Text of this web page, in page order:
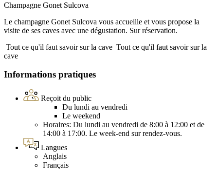
Champagne Gonet Sulcova
Le champagne Gonet Sulcova vous accueille et vous propose la
visite de ses caves avec une dégustation. Sur réservation.
Tout ce qu'il faut savoir sur la cave Tout ce qu'il faut savoir sur la
cave
Informations pratiques
Reçoit du public
Du lundi au vendredi
Le weekend
Horaires: Du lundi au vendredi de 8:00 à 12:00 et de
14:00 à 17:00. Le week-end sur rendez-vous.
Langues
Anglais
Français